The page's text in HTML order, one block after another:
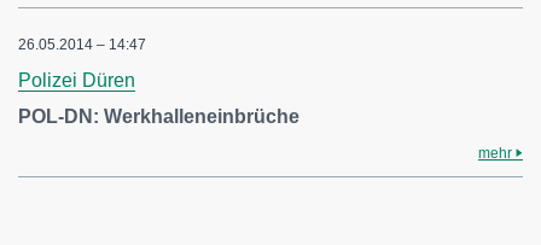
26.05.2014 – 14:47
Polizei Düren
POL-DN: Werkhalleneinbrüche
mehr